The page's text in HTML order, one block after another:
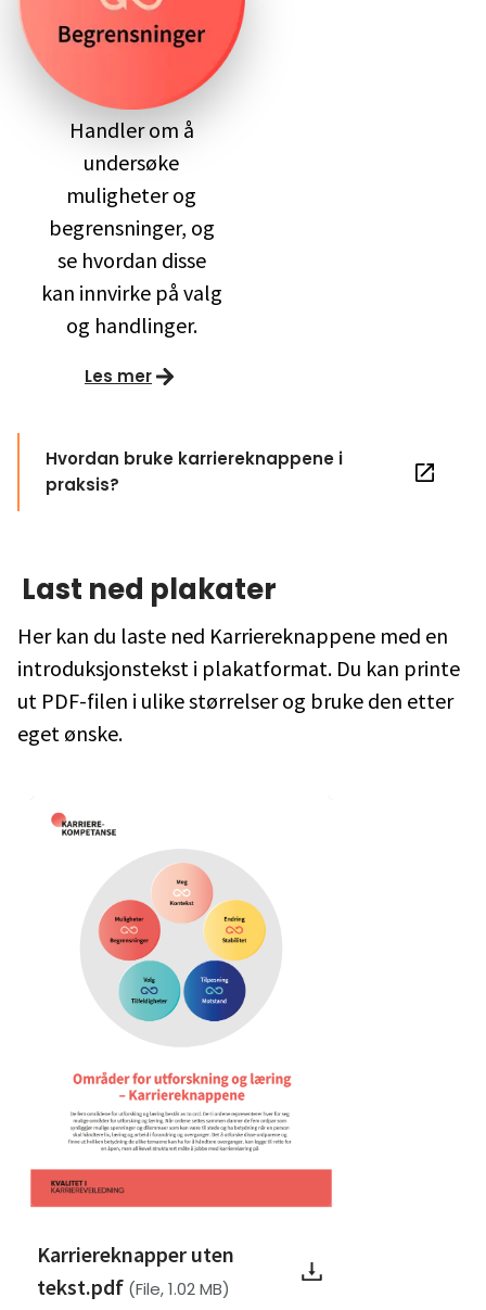
Handler om å
undersøke
muligheter og
begrensninger, og
se hvordan disse
kan innvirke på valg
og handlinger.
Les mer
Hvordan bruke karriereknappene i
praksis?
Last ned plakater
Her kan du laste ned Karriereknappene med en
introduksjonstekst i plakatformat. Du kan printe
ut PDF-filen i ulike størrelser og bruke den etter
eget ønske.
Karriereknapper uten
tekst.pdf (File, 1.02 MB)